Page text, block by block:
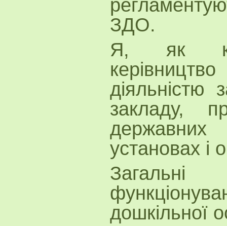
ЗДО.
Я, як
діяльністю
закладу,
установах і
дошкільної